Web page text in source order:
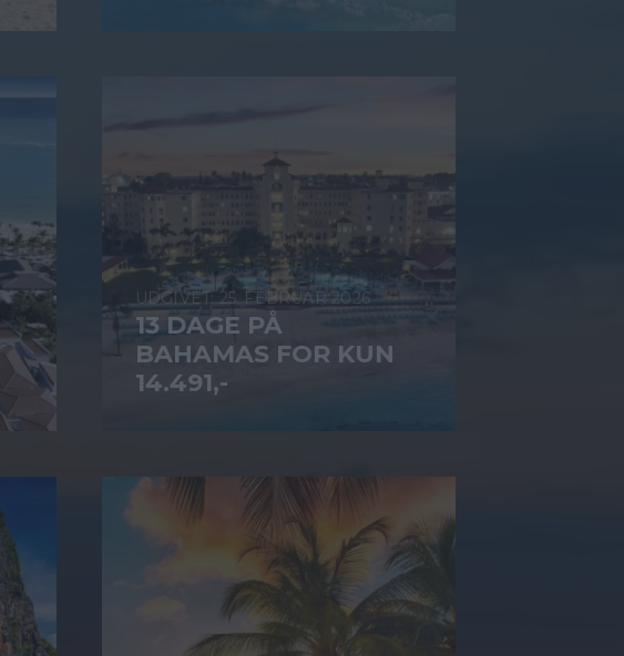
25. FEBRUAR 2026
13 DAGE PÅ
BAHAMAS FOR KUN
14.491,-